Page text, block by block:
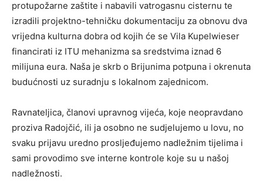
protupožarne zaštite i nabavili vatrogasnu cisternu te
izradili projektno-tehničku dokumentaciju za obnovu dva
vrijedna kulturna dobra od kojih će se Vila Kupelwieser
financirati iz ITU mehanizma sa sredstvima iznad 6
milijuna eura. Naša je skrb o Brijunima potpuna i okrenuta
budućnosti uz suradnju s lokalnom zajednicom.
Ravnateljica, članovi upravnog vijeća, koje neopravdano
proziva Radojčić, ili ja osobno ne sudjelujemo u lovu, no
svaku prijavu uredno prosljeđujemo nadležnim tijelima i
sami provodimo sve interne kontrole koje su u našoj
nadležnosti.